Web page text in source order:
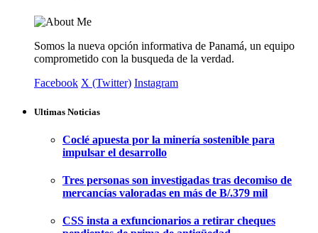
Somos la nueva opción informativa de Panamá, un equipo
comprometido con la busqueda de la verdad.
Facebook X (Twitter) Instagram
Ultimas Noticias
Coclé apuesta por la minería sostenible para
impulsar el desarrollo
Tres personas son investigadas tras decomiso de
mercancías valoradas en más de B/.379 mil
CSS insta a exfuncionarios a retirar cheques